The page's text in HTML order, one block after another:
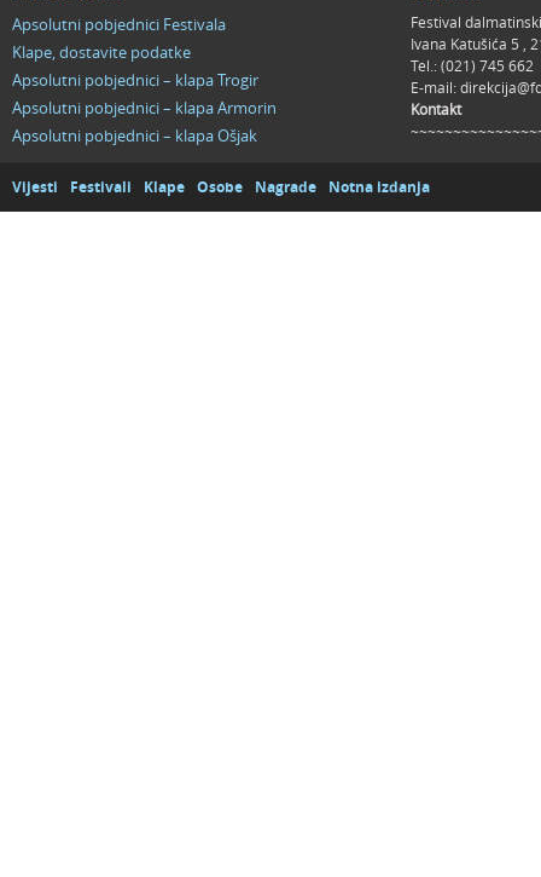
Apsolutni pobjednici Festivala
Klape, dostavite podatke
Apsolutni pobjednici – klapa Trogir
Apsolutni pobjednici – klapa Armorin
Apsolutni pobjednici – klapa Ošjak
Festival
Ivana Katušića 5 ,
Tel.: (021) 745 662
E-mail:
Kontakt
Vijesti Festivali Klape Osobe Nagrade Notna izdanja